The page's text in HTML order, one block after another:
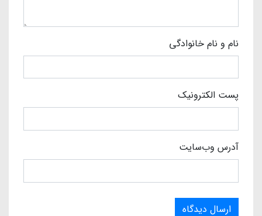
نام و نام خانوادگی
پست الکترونیک
آدرس وب‌سایت
ارسال دیدگاه